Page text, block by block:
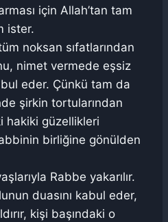
için Allah’tan tam
ister.
noksan sıfatlarından
nimet vermede eşsiz
eder. Çünkü tam da
şirkin tortularından
hakiki güzellikleri
birliğine gönülden
Rabbe yakarılır.
duasını kabul eder,
kişi başındaki o